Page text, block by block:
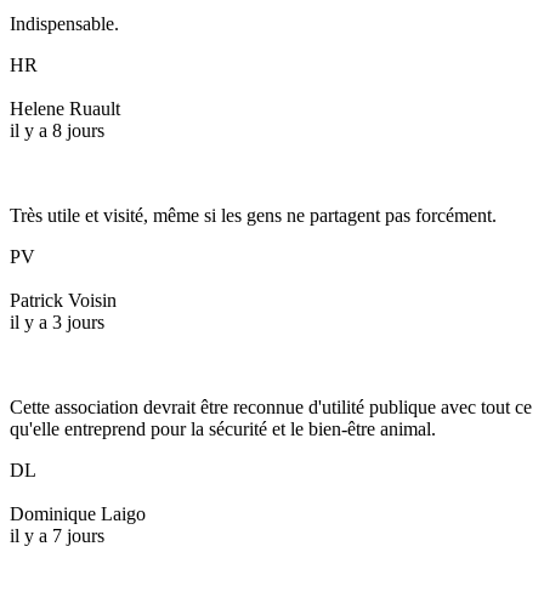
Indispensable.
HR
Helene Ruault
il y a 8 jours
Très utile et visité, même si les gens ne partagent pas forcément.
PV
Patrick Voisin
il y a 3 jours
Cette association devrait être reconnue d'utilité publique avec tout ce
qu'elle entreprend pour la sécurité et le bien-être animal.
DL
Dominique Laigo
il y a 7 jours